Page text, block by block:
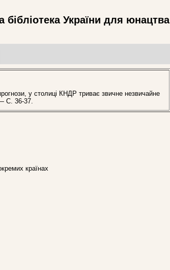
бібліотека України для юнацтва
у столиці КНДР триває звичне незвичайне
С. 36-37.
країнах